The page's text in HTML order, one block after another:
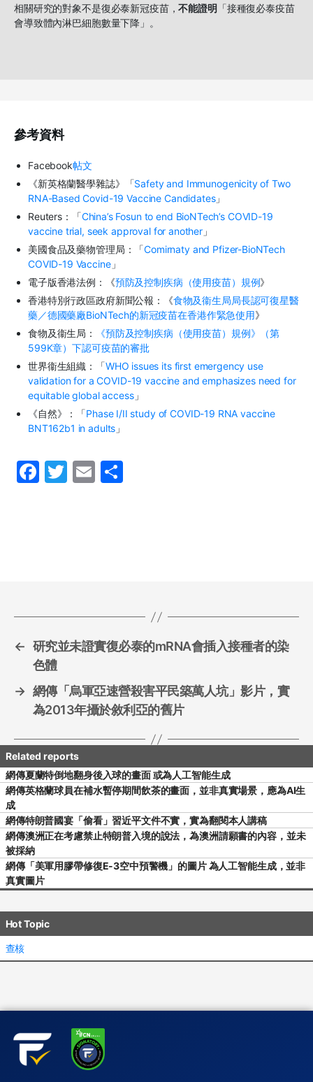
相關研究的對象不是復必泰新冠疫苗，不能證明 「接種復必泰疫苗
會導致體內淋巴細胞數量下降」。
參考資料
Facebook帖文
《新英格蘭醫學雜誌》「Safety and Immunogenicity of Two
RNA-Based Covid-19 Vaccine Candidates」
Reuters：「China’s Fosun to end BioNTech’s COVID-19
vaccine trial, seek approval for another 」
美國食品及藥物管理局：「Comirnaty and Pfizer-BioNTech
COVID-19 Vaccine」
電子版香港法例：《預防及控制疾病（使用疫苗）規例》
香港特別行政區政府新聞公報：《食物及衞生局局長認可復星醫
藥／德國藥廠BioNTech的新冠疫苗在香港作緊急使用》
食物及衞生局：
《預防及控制疾病（使用疫苗）規例》（第
599K章）下認可疫苗的審批
世界衞生組織：「WHO issues its first emergency use
validation for a COVID-19 vaccine and emphasizes need for
equitable global access」
《自然》：「Phase I/II study of COVID-19 RNA vaccine
BNT162b1 in adults 」
F
T
E
← 研究並未證實復必泰的mRNA會插入接種者的染
色體
→ 網傳「烏軍亞速營殺害平民築萬人坑」影片，實
為2013年攝於敘利亞的舊片
網傳夏蘭特倒地翻身後入球的畫面 或為人工智能生成
網傳英格蘭球員在補水暫停期間飲茶的畫面，並非真實場景，應為AI生
成
網傳特朗普國宴「偷看」習近平文件不實，實為翻閱本人講稿
網傳澳洲正在考慮禁止特朗普入境的說法，為澳洲請願書的內容，並未
被採納
網傳「美軍用膠帶修復E-3空中預警機」的圖片 為人工智能生成，並非
真實圖片
Hot Topic
查核